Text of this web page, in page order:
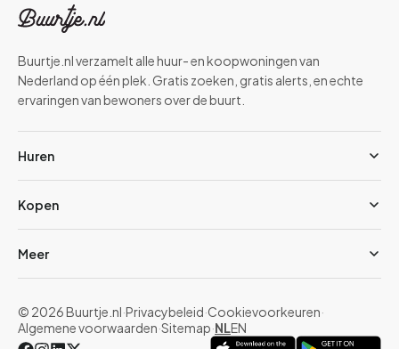
Buurtje.nl verzamelt alle huur- en koopwoningen van
Nederland op één plek. Gratis zoeken, gratis alerts, en echte
ervaringen van bewoners over de buurt.
Huren
Kopen
Meer
© 2026 Buurtje.nl·Privacybeleid·Cookievoorkeuren·
Algemene voorwaarden·Sitemap·NLEN